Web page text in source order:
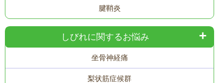
腱鞘炎
しびれに関するお悩み
坐骨神経痛
梨状筋症候群